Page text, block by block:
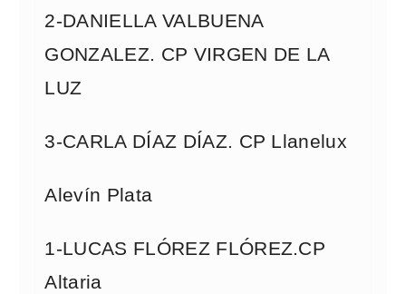
2-DANIELLA VALBUENA
GONZALEZ. CP VIRGEN DE LA
LUZ
3-CARLA DÍAZ DÍAZ. CP Llanelux
Alevín Plata
1-LUCAS FLÓREZ FLÓREZ.CP
Altaria